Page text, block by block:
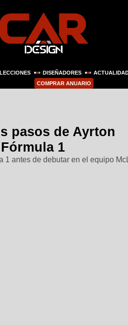
DISEÑADORES
COMPRAR ANUARIO
pasos de Ayrton
1
1 antes de debutar en el equipo